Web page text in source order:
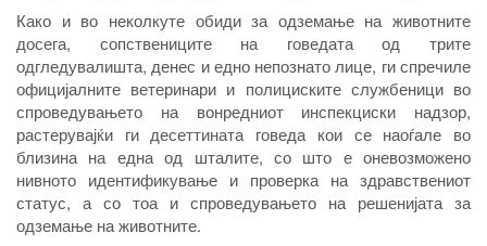
Како и во неколкуте обиди за одземање на животните
досега, сопствениците на говедата од трите
одгледувалишта, денес и едно непознато лице, ги спречиле
официјалните ветеринари и полициските службеници во
спроведувањето на вонредниот инспекциски надзор,
растерувајќи ги десеттината говеда кои се наоѓале во
близина на една од шталите, со што е оневозможено
нивното идентификување и проверка на здравствениот
статус, а со тоа и спроведувањето на решенијата за
одземање на животните.